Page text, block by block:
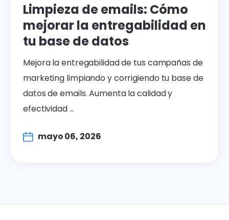
Limpieza de emails: Cómo
mejorar la entregabilidad en
tu base de datos
Mejora la entregabilidad de tus campañas de
marketing limpiando y corrigiendo tu base de
datos de emails. Aumenta la calidad y
efectividad ...
mayo 06, 2026